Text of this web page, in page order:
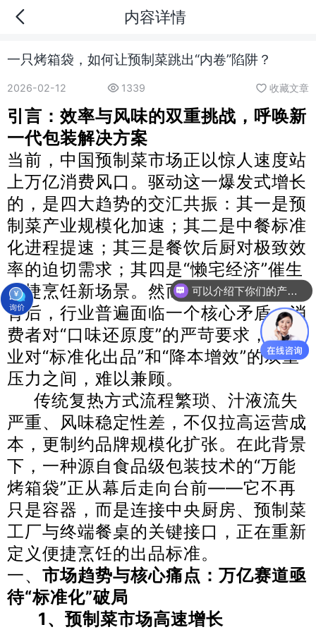
内容详情
一只烤箱袋，如何让预制菜跳出“内卷”陷阱？
2026-02-12 1339 收藏文章
引言：效率与风味的双重挑战，呼唤新
一代包装解决方案
当前，中国预制菜市场正以惊人速度站
上万亿消费风口。驱动这一爆发式增长
的，是四大趋势的交汇共振：其一是预
制菜产业规模化加速；其二是中餐标准
化进程提速；其三是餐饮后厨对极致效
率的迫切需求；其四是“懒宅经济”催生
便捷烹饪新场景。然而，在市场狂欢的
背后，行业普遍面临一个核心矛盾：消
费者对“口味还原度”的严苛要求，与企
业对“标准化出品”和“降本增效”的双重
压力之间，难以兼顾。
传统复热方式流程繁琐、汁液流失
严重、风味稳定性差，不仅拉高运营成
本，更制约品牌规模化扩张。在此背景
下，一种源自食品级包装技术的“万能
烤箱袋”正从幕后走向台前——它不再
只是容器，而是连接中央厨房、预制菜
工厂与终端餐桌的关键接口，正在重新
定义便捷烹饪的出品标准。
一、 市场趋势与核心痛点：万亿赛道亟
待“标准化”破局
1、预制菜市场高速增长
可以介绍下你们的产品么